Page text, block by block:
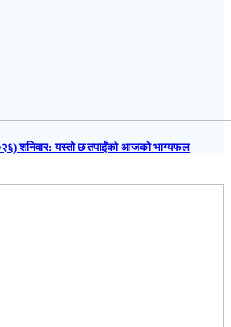
शनिवार: यस्तो छ तपाईंको आजको भाग्यफल